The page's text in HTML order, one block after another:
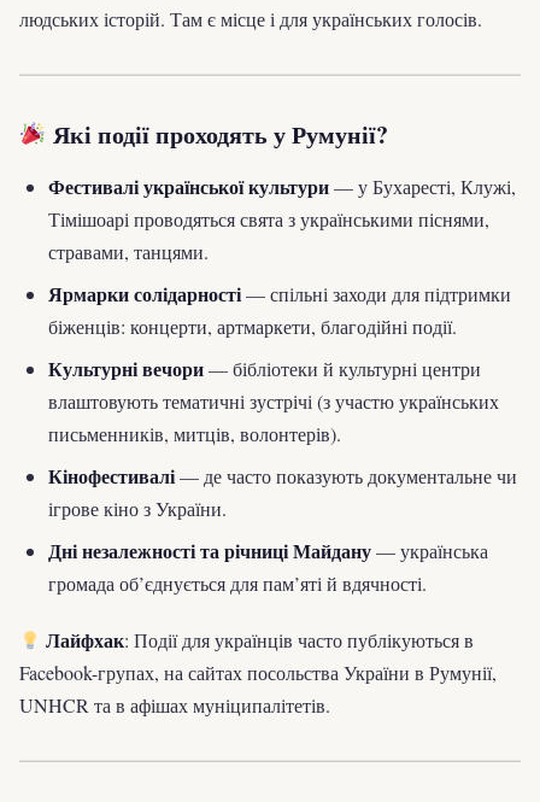
людських історій. Там є місце і для українських голосів.
Які події проходять у Румунії?
Фестивалі української культури— у Бухаресті, Клужі,
Тімішоарі проводяться свята з українськими піснями,
стравами, танцями.
Ярмарки солідарності— спільні заходи для підтримки
біженців: концерти, артмаркети, благодійні події.
Культурні вечори— бібліотеки й культурні центри
влаштовують тематичні зустрічі (з участю українських
письменників, митців, волонтерів).
Кінофестивалі— де часто показують документальне чи
ігрове кіно з України.
Дні незалежності та річниці Майдану— українська
громада об’єднується для пам’яті й вдячності.
Лайфхак: Події для українців часто публікуються в
Facebook-групах, на сайтах посольства України в Румунії,
UNHCR та в афішах муніципалітетів.